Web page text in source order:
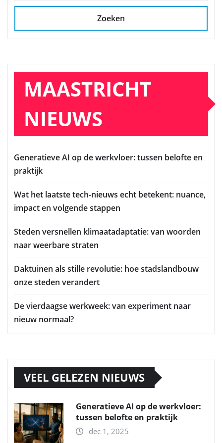
Zoeken
MAASTRICHT
NIEUWS
Generatieve AI op de werkvloer: tussen belofte en
praktijk
Wat het laatste tech-nieuws echt betekent: nuance,
impact en volgende stappen
Steden versnellen klimaatadaptatie: van woorden
naar weerbare straten
Daktuinen als stille revolutie: hoe stadslandbouw
onze steden verandert
De vierdaagse werkweek: van experiment naar
nieuw normaal?
VEEL GELEZEN NIEUWS
Generatieve AI op de werkvloer:
tussen belofte en praktijk
dec 1, 2025